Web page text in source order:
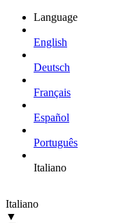
Language
English
Deutsch
Français
Español
Português
Italiano
Italiano
▼